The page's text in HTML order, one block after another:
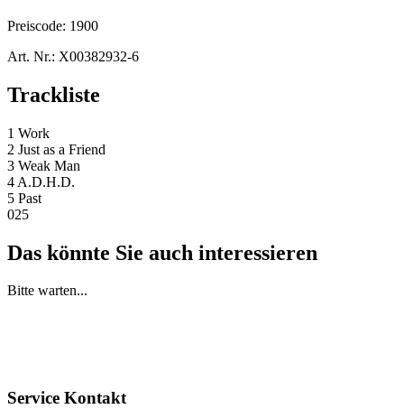
Preiscode: 1900
Art. Nr.: X00382932-6
Trackliste
1 Work
2 Just as a Friend
3 Weak Man
4 A.D.H.D.
5 Past
025
Das könnte Sie auch interessieren
Bitte warten...
Service Kontakt